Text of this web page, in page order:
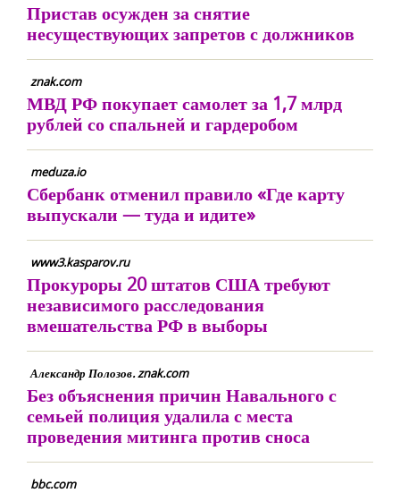
​Пристав осужден за снятие
несуществующих запретов с должников
znak.com
МВД РФ покупает самолет за 1,7 млрд
рублей со спальней и гардеробом
meduza.io
Сбербанк отменил правило «Где карту
выпускали — туда и идите»
www3.kasparov.ru
Прокуроры 20 штатов США требуют
независимого расследования
вмешательства РФ в выборы
Александр Полозов. znak.com
Без объяснения причин Навального с
семьей полиция удалила с места
проведения митинга против сноса
bbc.com